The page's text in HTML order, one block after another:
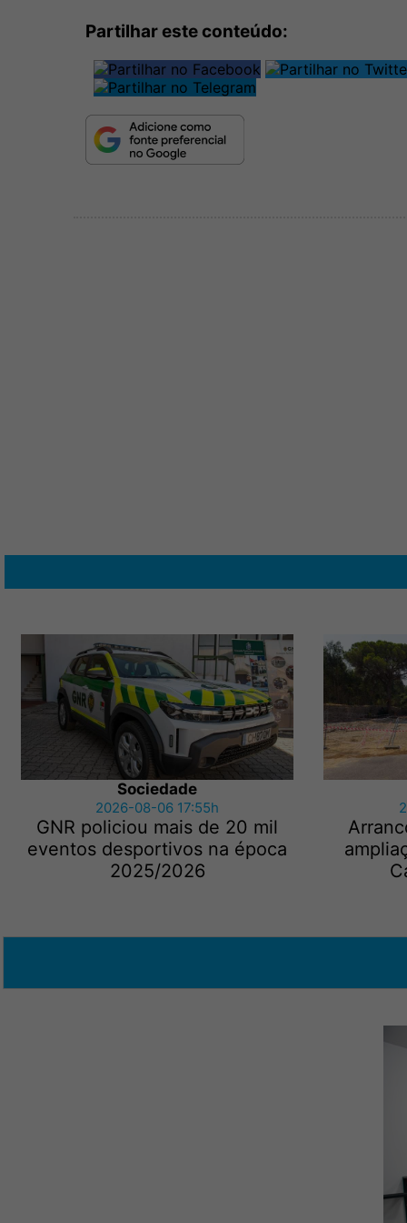
Partilhar este conteúdo:
Sociedade
2026-08-06 17:55h
GNR policiou mais de 20 mil
eventos desportivos na época
2025/2026